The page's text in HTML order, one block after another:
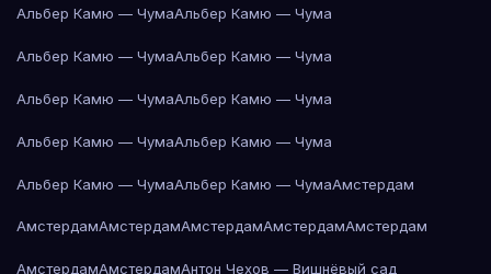
Альбер Камю — ЧумаАльбер Камю — Чума
Альбер Камю — ЧумаАльбер Камю — Чума
Альбер Камю — ЧумаАльбер Камю — Чума
Альбер Камю — ЧумаАльбер Камю — Чума
Альбер Камю — ЧумаАльбер Камю — ЧумаАмстердам
АмстердамАмстердамАмстердамАмстердамАмстердам
АмстердамАмстердамАнтон Чехов — Вишнёвый сад